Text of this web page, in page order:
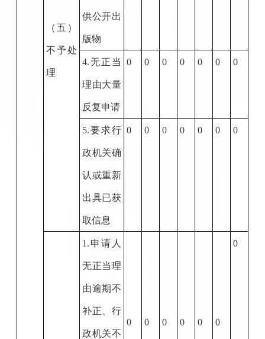
（五）
不予处
理
供公开出
版物
4.无正当
理由大量
反复申请
0 0 0 0 0 0 0
5.要求行
政机关确
认或重新
出具已获
取信息
0 0 0 0 0 0 0
1. 申请人
无正当理
由逾期不
补正、行
政机关不
0 0 0 0 0 0
0